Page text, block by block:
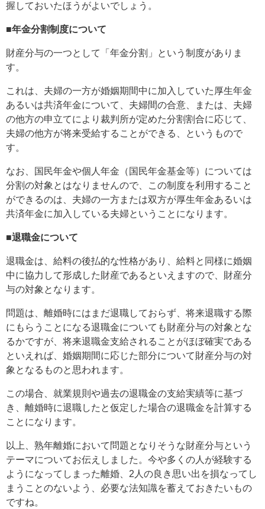
握しておいたほうがよいでしょう。
■年金分割制度について
財産分与の一つとして「年金分割」という制度がありま
す。
これは、夫婦の一方が婚姻期間中に加入していた厚生年金
あるいは共済年金について、夫婦間の合意、または、夫婦
の他方の申立てにより裁判所が定めた分割割合に応じて、
夫婦の他方が将来受給することができる、というもので
す。
なお、国民年金や個人年金（国民年金基金等）については
分割の対象とはなりませんので、この制度を利用すること
ができるのは、夫婦の一方または双方が厚生年金あるいは
共済年金に加入している夫婦ということになります。
■退職金について
退職金は、給料の後払的な性格があり、給料と同様に婚姻
中に協力して形成した財産であるといえますので、財産分
与の対象となります。
問題は、離婚時にはまだ退職しておらず、将来退職する際
にもらうことになる退職金についても財産分与の対象とな
るかですが、将来退職金支給されることがほぼ確実である
といえれば、婚姻期間に応じた部分について財産分与の対
象となるものと思われます。
この場合、就業規則や過去の退職金の支給実績等に基づ
き、離婚時に退職したと仮定した場合の退職金を計算する
ことになります。
以上、熟年離婚において問題となりそうな財産分与という
テーマについてお伝えしました。今や多くの人が経験する
ようになってしまった離婚、2人の良き思い出を損なってし
まうことのないよう、必要な法知識を蓄えておきたいもの
ですね。